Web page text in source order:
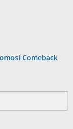
Comeback